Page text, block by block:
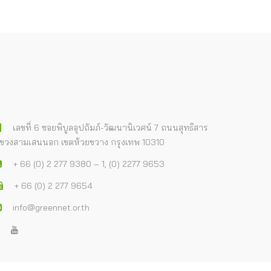
เลขที่ 6 ซอยพิบูลอุปถัมภ์-วัฒนานิเวศน์ 7 ถนนสุทธิสาร
วงสามเสนนอก เขตห้วยขวาง กรุงเทพ 10310
+ 66 (0) 2 277 9380 – 1, (0) 2277 9653
+ 66 (0) 2 277 9654
info@greennet.or.th